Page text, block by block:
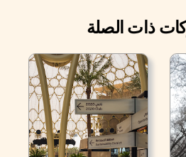
ذات الصلة